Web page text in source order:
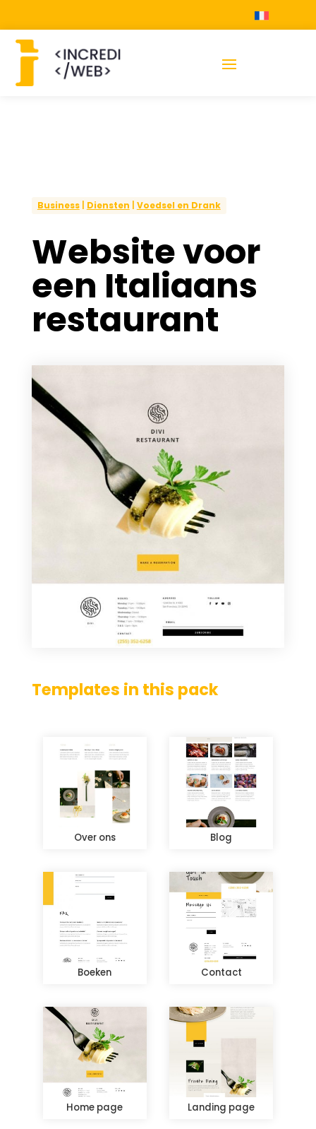
Business| Diensten Voedsel en Drank
Website voor
een Italiaans
restaurant
Templates in this pack
Over ons Blog
Boeken Contact
Home page Landing page